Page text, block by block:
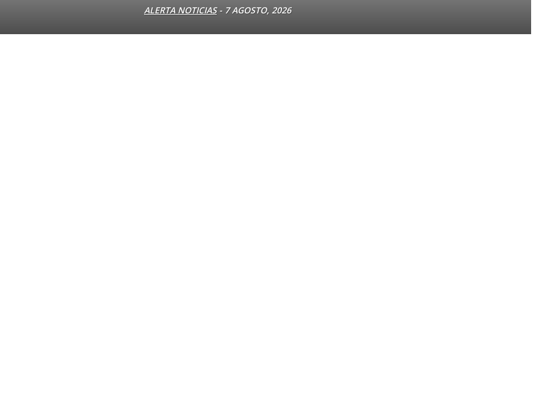
ALERTA NOTICIAS - 7 AGOSTO, 2026